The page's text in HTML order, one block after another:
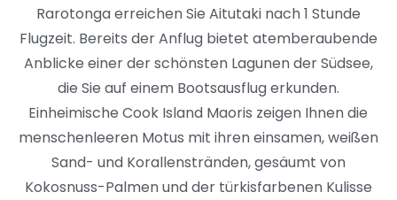
Rarotonga erreichen Sie Aitutaki nach 1 Stunde
Flugzeit. Bereits der Anflug bietet atemberaubende
Anblicke einer der schönsten Lagunen der Südsee,
die Sie auf einem Bootsausflug erkunden.
Einheimische Cook Island Maoris zeigen Ihnen die
menschenleeren Motus mit ihren einsamen, weißen
Sand- und Korallenstränden, gesäumt von
Kokosnuss-Palmen und der türkisfarbenen Kulisse